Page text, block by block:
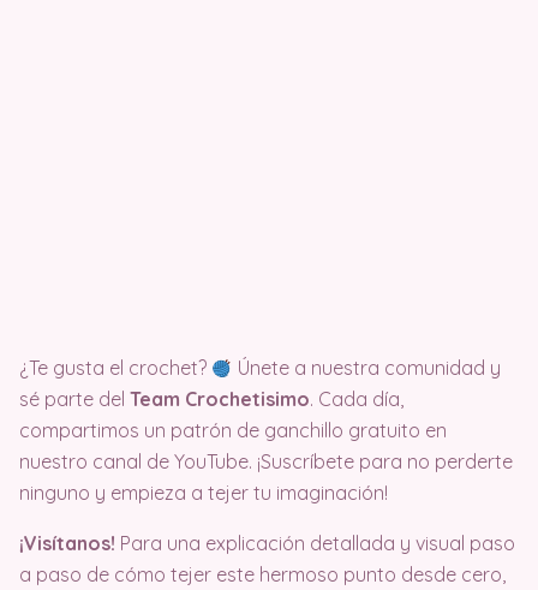
¿Te gusta el crochet?
Únete a nuestra comunidad y
sé parte del Team Crochetisimo. Cada día,
compartimos un patrón de ganchillo gratuito en
nuestro canal de YouTube. ¡Suscríbete para no perderte
ninguno y empieza a tejer tu imaginación!
¡Visítanos! Para una explicación detallada y visual paso
a paso de cómo tejer este hermoso punto desde cero,